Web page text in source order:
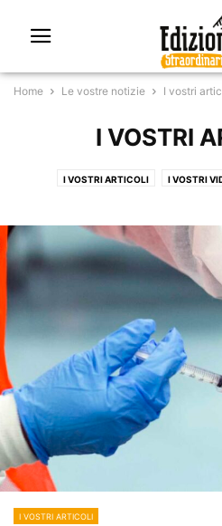
Home Le vostre notizie I vostri
I VOSTRI
I VOSTRI ARTICOLI I VOSTRI
I VOSTRI ARTICOLI